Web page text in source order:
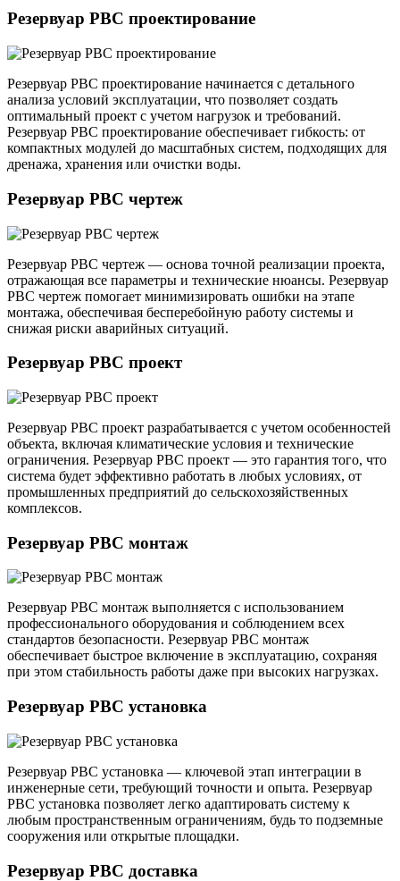
Резервуар РВС проектирование
Резервуар РВС проектирование начинается с детального
анализа условий эксплуатации, что позволяет создать
оптимальный проект с учетом нагрузок и требований.
Резервуар РВС проектирование обеспечивает гибкость: от
компактных модулей до масштабных систем, подходящих для
дренажа, хранения или очистки воды.
Резервуар РВС чертеж
Резервуар РВС чертеж — основа точной реализации проекта,
отражающая все параметры и технические нюансы. Резервуар
РВС чертеж помогает минимизировать ошибки на этапе
монтажа, обеспечивая бесперебойную работу системы и
снижая риски аварийных ситуаций.
Резервуар РВС проект
Резервуар РВС проект разрабатывается с учетом особенностей
объекта, включая климатические условия и технические
ограничения. Резервуар РВС проект — это гарантия того, что
система будет эффективно работать в любых условиях, от
промышленных предприятий до сельскохозяйственных
комплексов.
Резервуар РВС монтаж
Резервуар РВС монтаж выполняется с использованием
профессионального оборудования и соблюдением всех
стандартов безопасности. Резервуар РВС монтаж
обеспечивает быстрое включение в эксплуатацию, сохраняя
при этом стабильность работы даже при высоких нагрузках.
Резервуар РВС установка
Резервуар РВС установка — ключевой этап интеграции в
инженерные сети, требующий точности и опыта. Резервуар
РВС установка позволяет легко адаптировать систему к
любым пространственным ограничениям, будь то подземные
сооружения или открытые площадки.
Резервуар РВС доставка